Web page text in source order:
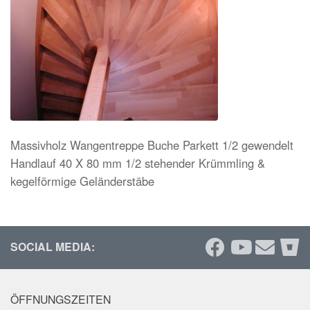
Massivholz Wangentreppe Buche Parkett 1/2 gewendelt
Handlauf 40 X 80 mm 1/2 stehender Krümmling &
kegelförmige Geländerstäbe
SOCIAL MEDIA:
ÖFFNUNGSZEITEN